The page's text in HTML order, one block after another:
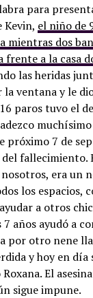
para
Kevin, el niño de
mientras dos
frente a la casa
las heridas
ventana y le
paros tuvo el
próximo 7 de
fallecimiento.
era un
los espacios,
a otros
7 años ayudó a
por otro nene
y hoy en día
El
sigue impune.